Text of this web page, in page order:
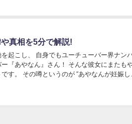
真相を5分で解説!
起こし、 自身でもユーチューバー界ナン
『あやなん』さん！ そんな彼女にまたも
す。 その噂というのが “あやなんが妊娠し